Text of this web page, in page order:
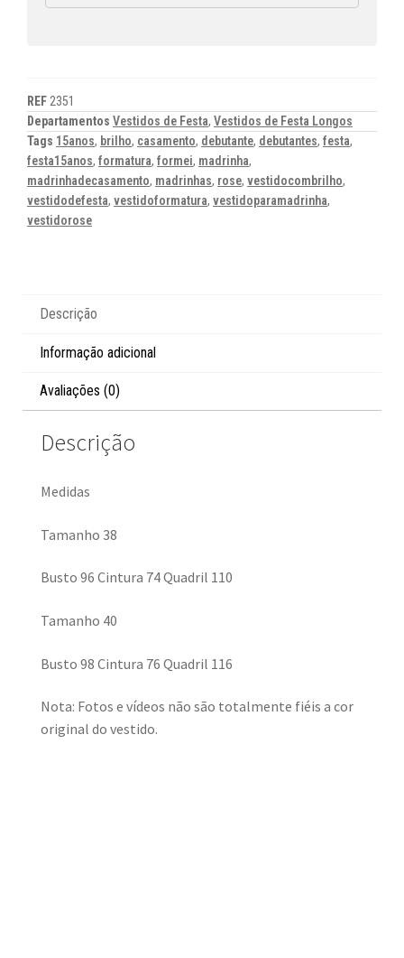
REF2351
Departamentos Vestidos de Festa, Vestidos de Festa Longos
Tags 15anos, brilho, casamento, debutante, debutantes, festa,
festa15anos, formatura, formei, madrinha,
madrinhadecasamento, madrinhas, rose, vestidocombrilho,
vestidodefesta, vestidoformatura, vestidoparamadrinha,
vestidorose
Descrição
Informação adicional
Avaliações (0)
Descrição
Medidas
Tamanho 38
Busto 96 Cintura 74 Quadril 110
Tamanho 40
Busto 98 Cintura 76 Quadril 116
Nota: Fotos e vídeos não são totalmente fiéis a cor
original do vestido.